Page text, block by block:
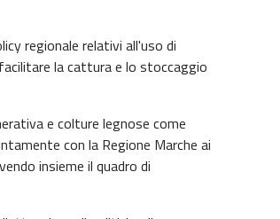
regionale relativi all'uso di
la cattura e lo stoccaggio
e colture legnose come
con la Regione Marche ai
insieme il quadro di